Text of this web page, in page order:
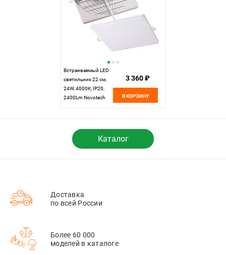
Встраиваемый LED
светильник 22 см,
24W, 4000K, IP20,
2400Lm Novotech
3 360 ₽
В КОРЗИНУ
Каталог
Доставка
по всей России
Более 60 000
моделей в каталоге